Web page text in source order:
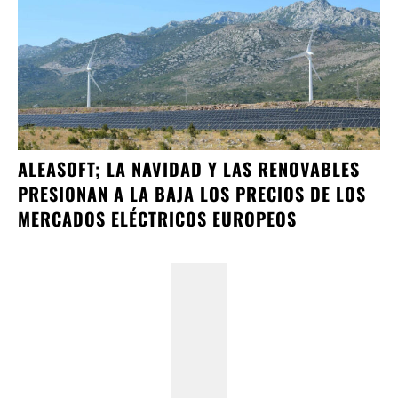
ALEASOFT; LA NAVIDAD Y LAS RENOVABLES
PRESIONAN A LA BAJA LOS PRECIOS DE LOS
MERCADOS ELÉCTRICOS EUROPEOS